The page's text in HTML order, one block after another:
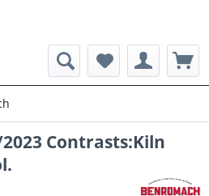
Contrasts:Kiln